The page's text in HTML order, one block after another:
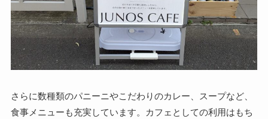
さらに数種類のパニーニやこだわりのカレー、スープなど、
食事メニューも充実しています。カフェとしての利用はもち